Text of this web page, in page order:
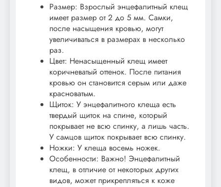
Размер: Взрослый энцефалитный клещ
имеет размер от 2 до 5 мм. Самки,
после насыщения кровью, могут
увеличиваться в размерах в несколько
раз.
Цвет: Ненасыщенный клещ имеет
коричневатый оттенок. После питания
кровью он становится серым или даже
красноватым.
Щиток: У энцефалитного клеща есть
твердый щиток на спине, который
покрывает не всю спинку, а лишь часть.
У самцов щиток покрывает всю спинку.
Ножки: У клеща восемь ножек.
Особенности: Важно! Энцефалитный
клещ, в отличие от некоторых других
видов, может прикрепляться к коже